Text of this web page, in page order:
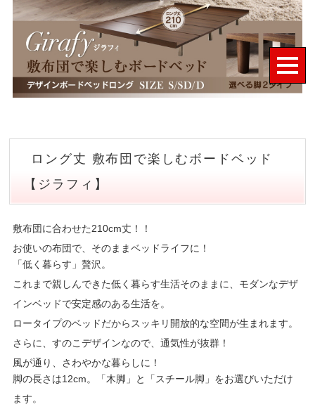
ロング丈 敷布団で楽しむボードベッド
【ジラフィ】
敷布団に合わせた210cm丈！！
お使いの布団で、そのままベッドライフに！
「低く暮らす」贅沢。
これまで親しんできた低く暮らす生活そのままに、モダンなデザ
インベッドで安定感のある生活を。
ロータイプのベッドだからスッキリ開放的な空間が生まれます。
さらに、すのこデザインなので、通気性が抜群！
風が通り、さわやかな暮らしに！
脚の長さは12cm。「木脚」と「スチール脚」をお選びいただけ
ます。